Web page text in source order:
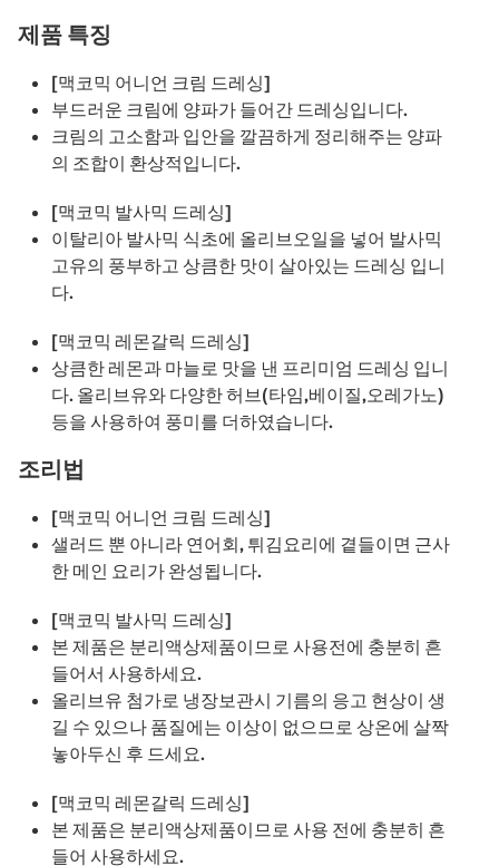
제품 특징
[맥코믹 어니언 크림 드레싱]
부드러운 크림에 양파가 들어간 드레싱입니다.
크림의 고소함과 입안을 깔끔하게 정리해주는 양파
의 조합이 환상적입니다.
[맥코믹 발사믹 드레싱]
이탈리아 발사믹 식초에 올리브오일을 넣어 발사믹
고유의 풍부하고 상큼한 맛이 살아있는 드레싱 입니
다.
[맥코믹 레몬갈릭 드레싱]
상큼한 레몬과 마늘로 맛을 낸 프리미엄 드레싱 입니
다. 올리브유와 다양한 허브(타임,베이질,오레가노)
등을 사용하여 풍미를 더하였습니다.
조리법
[맥코믹 어니언 크림 드레싱]
샐러드 뿐 아니라 연어회, 튀김요리에 곁들이면 근사
한 메인 요리가 완성됩니다.
[맥코믹 발사믹 드레싱]
본 제품은 분리액상제품이므로 사용전에 충분히 흔
들어서 사용하세요.
올리브유 첨가로 냉장보관시 기름의 응고 현상이 생
길 수 있으나 품질에는 이상이 없으므로 상온에 살짝
놓아두신 후 드세요.
[맥코믹 레몬갈릭 드레싱]
본 제품은 분리액상제품이므로 사용 전에 충분히 흔
들어 사용하세요.